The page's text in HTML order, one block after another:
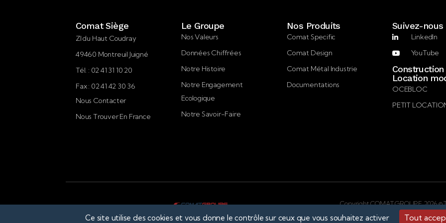
Comat Siège
ZI du Haut Coudray
49460 Montreuil Juigné
Tél. : 02 41 31 10 20
Fax : 02 41 42 30 36
Nous Contacter
Nous Trouver En France
Le Groupe
Nos Valeurs
Données Chiffrées
Notre Histoire
Notre Engagement
Ecologique
Notre Savoir-Faire
Nos Produits
Comat Specific
Comat Design
Comat Métal Industrie
Documentations
Suivez-nous
LinkedIn
YouTube
Construction
Location
OCEBLOC
PETIT
Copyright COMAT GROUPE 2026
Ce site utilise des cookies et vous donne le contrôle sur ceux que vous souhaitez activer Tout